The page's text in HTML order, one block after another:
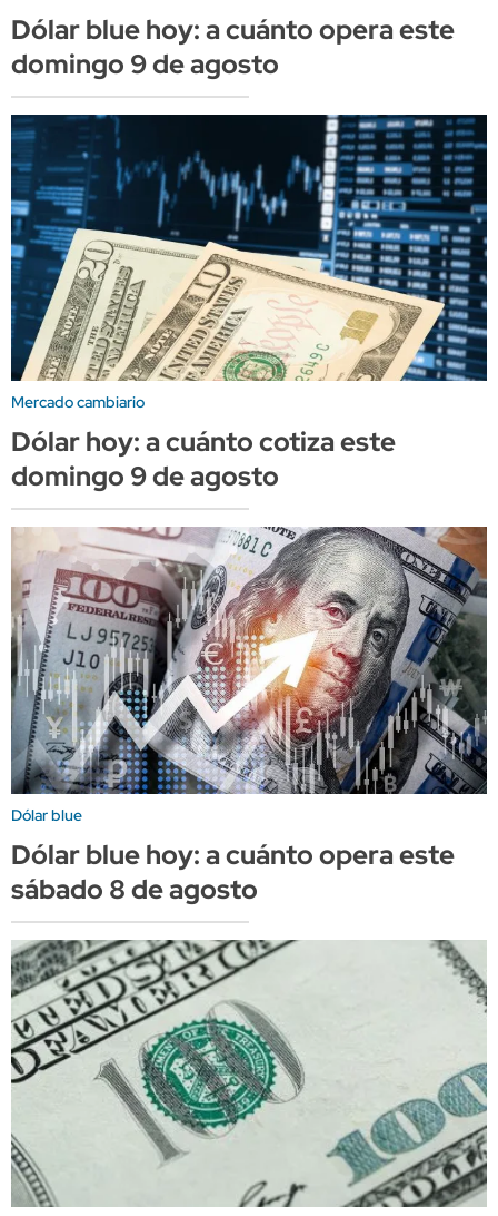
Dólar blue hoy: a cuánto opera este
domingo 9 de agosto
Mercado cambiario
Dólar hoy: a cuánto cotiza este
domingo 9 de agosto
Dólar blue
Dólar blue hoy: a cuánto opera este
sábado 8 de agosto